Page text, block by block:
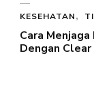
KESEHATAN
Cara
Dengan Clear